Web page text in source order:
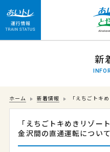
運行情報 列車
新
ホーム 新着情報 「えちごトキ
「えちごトキめきリゾー
金沢間の直通運転について